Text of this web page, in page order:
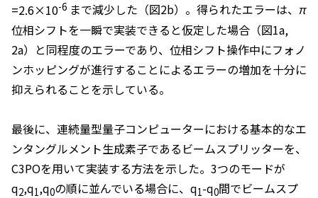
=2.6×10-6 まで減少した（図2b）。得られたエラーは、 π
位相シフトを一瞬で実装できると仮定した場合（図1a,
2a）と同程度のエラーであり、位相シフト操作中にフォノ
ンホッピングが進行することによるエラーの増加を十分に
抑えられることを示している。
最後に、連続量型量子コンピューターにおける基本的なエ
ンタングルメント生成素子であるビームスプリッターを、
C3POを用いて実装する方法を示した。3つのモードが
q2,q1,q0の順に並んでいる場合に、 q1-q0間でビームスプ